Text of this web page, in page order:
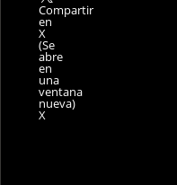
Compartir
en
X
(Se
abre
en
una
ventana
nueva)
X